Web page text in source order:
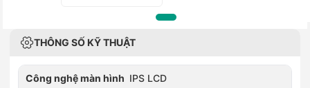
THÔNG SỐ KỸ THUẬT
Công nghệ màn hình IPS LCD